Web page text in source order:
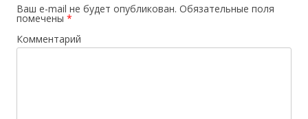
Ваш e-mail не будет опубликован. Обязательные поля
помечены *
Комментарий